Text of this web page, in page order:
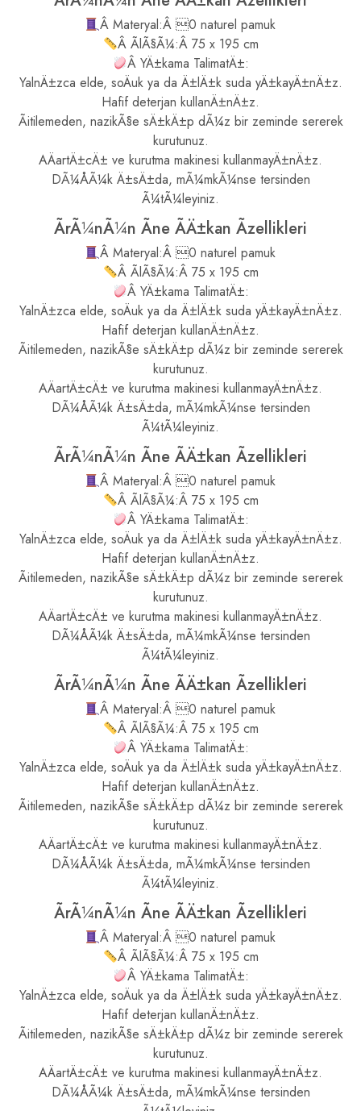
Â Materyal:Â 0 naturel pamuk
Â ÃlÃ§Ã¼:Â 75 x 195 cm
Â YÄ±kama TalimatÄ±:
YalnÄ±zca elde, soÄuk ya da Ä±lÄ±k suda yÄ±kayÄ±nÄ±z.
Hafif deterjan kullanÄ±nÄ±z.
Ãitilemeden, nazikÃ§e sÄ±kÄ±p dÃ¼z bir zeminde sererek
kurutunuz.
AÄartÄ±cÄ± ve kurutma makinesi kullanmayÄ±nÄ±z.
DÃ¼ÅÃ¼k Ä±sÄ±da, mÃ¼mkÃ¼nse tersinden
Ã¼tÃ¼leyiniz.
ÃrÃ¼nÃ¼n Ãne ÃÄ±kan Ãzellikleri
Â Materyal:Â 0 naturel pamuk
Â ÃlÃ§Ã¼:Â 75 x 195 cm
Â YÄ±kama TalimatÄ±:
YalnÄ±zca elde, soÄuk ya da Ä±lÄ±k suda yÄ±kayÄ±nÄ±z.
Hafif deterjan kullanÄ±nÄ±z.
Ãitilemeden, nazikÃ§e sÄ±kÄ±p dÃ¼z bir zeminde sererek
kurutunuz.
AÄartÄ±cÄ± ve kurutma makinesi kullanmayÄ±nÄ±z.
DÃ¼ÅÃ¼k Ä±sÄ±da, mÃ¼mkÃ¼nse tersinden
Ã¼tÃ¼leyiniz.
ÃrÃ¼nÃ¼n Ãne ÃÄ±kan Ãzellikleri
Â Materyal:Â 0 naturel pamuk
Â ÃlÃ§Ã¼:Â 75 x 195 cm
Â YÄ±kama TalimatÄ±:
YalnÄ±zca elde, soÄuk ya da Ä±lÄ±k suda yÄ±kayÄ±nÄ±z.
Hafif deterjan kullanÄ±nÄ±z.
Ãitilemeden, nazikÃ§e sÄ±kÄ±p dÃ¼z bir zeminde sererek
kurutunuz.
AÄartÄ±cÄ± ve kurutma makinesi kullanmayÄ±nÄ±z.
DÃ¼ÅÃ¼k Ä±sÄ±da, mÃ¼mkÃ¼nse tersinden
Ã¼tÃ¼leyiniz.
ÃrÃ¼nÃ¼n Ãne ÃÄ±kan Ãzellikleri
Â Materyal:Â 0 naturel pamuk
Â ÃlÃ§Ã¼:Â 75 x 195 cm
Â YÄ±kama TalimatÄ±:
YalnÄ±zca elde, soÄuk ya da Ä±lÄ±k suda yÄ±kayÄ±nÄ±z.
Hafif deterjan kullanÄ±nÄ±z.
Ãitilemeden, nazikÃ§e sÄ±kÄ±p dÃ¼z bir zeminde sererek
kurutunuz.
AÄartÄ±cÄ± ve kurutma makinesi kullanmayÄ±nÄ±z.
DÃ¼ÅÃ¼k Ä±sÄ±da, mÃ¼mkÃ¼nse tersinden
Ã¼tÃ¼leyiniz.
ÃrÃ¼nÃ¼n Ãne ÃÄ±kan Ãzellikleri
Â Materyal:Â 0 naturel pamuk
Â ÃlÃ§Ã¼:Â 75 x 195 cm
Â YÄ±kama TalimatÄ±:
YalnÄ±zca elde, soÄuk ya da Ä±lÄ±k suda yÄ±kayÄ±nÄ±z.
Hafif deterjan kullanÄ±nÄ±z.
Ãitilemeden, nazikÃ§e sÄ±kÄ±p dÃ¼z bir zeminde sererek
kurutunuz.
AÄartÄ±cÄ± ve kurutma makinesi kullanmayÄ±nÄ±z.
DÃ¼ÅÃ¼k Ä±sÄ±da, mÃ¼mkÃ¼nse tersinden